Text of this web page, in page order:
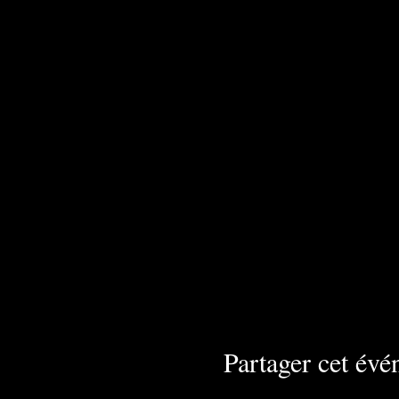
Partager cet